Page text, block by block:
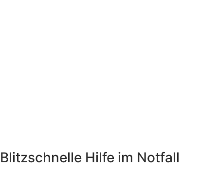
Blitzschnelle Hilfe im Notfall